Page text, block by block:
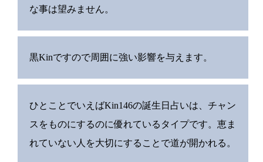
な事は望みません。
黒Kinですので周囲に強い影響を与えます。
ひとことでいえばKin146の誕生日占いは、チャン
スをものにするのに優れているタイプです。恵ま
れていない人を大切にすることで道が開かれる。